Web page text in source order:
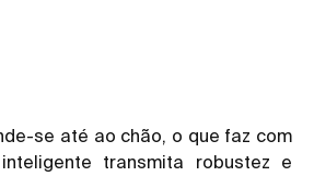
se até ao chão, o que faz com
transmita robustez e